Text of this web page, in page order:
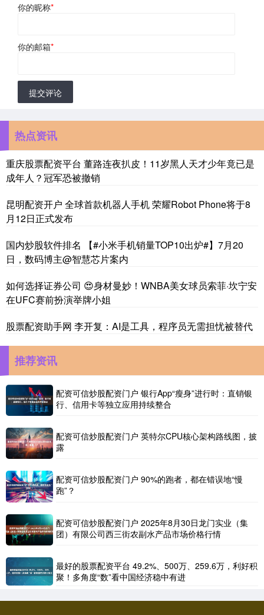
你的昵称*
你的邮箱*
提交评论
热点资讯
重庆股票配资平台 董路连夜扒皮！11岁黑人天才少年竟已是
成年人？冠军恐被撤销
昆明配资开户 全球首款机器人手机 荣耀Robot Phone将于8
月12日正式发布
国内炒股软件排名 【#小米手机销量TOP10出炉#】7月20
日，数码博主@智慧芯片案内
如何选择证券公司 😍身材曼妙！WNBA美女球员索菲·坎宁安
在UFC赛前扮演举牌小姐
股票配资助手网 李开复：AI是工具，程序员无需担忧被替代
推荐资讯
配资可信炒股配资门户 银行App“瘦身”进行时：直销银
行、信用卡等独立应用持续整合
配资可信炒股配资门户 英特尔CPU核心架构路线图，披
露
配资可信炒股配资门户 90%的跑者，都在错误地“慢
跑”？
配资可信炒股配资门户 2025年8月30日龙门实业（集
团）有限公司西三街农副水产品市场价格行情
最好的股票配资平台 49.2%、500万、259.6万，利好积
聚！多角度“数”看中国经济稳中有进